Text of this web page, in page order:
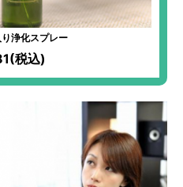
浄化スプレー
税込)